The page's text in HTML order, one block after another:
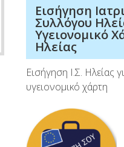
Εισήγηση
Συλλόγου
Υγειονομικό
Ηλείας
Εισήγηση Ι.Σ. Ηλείας
υγειονομικό χάρτη